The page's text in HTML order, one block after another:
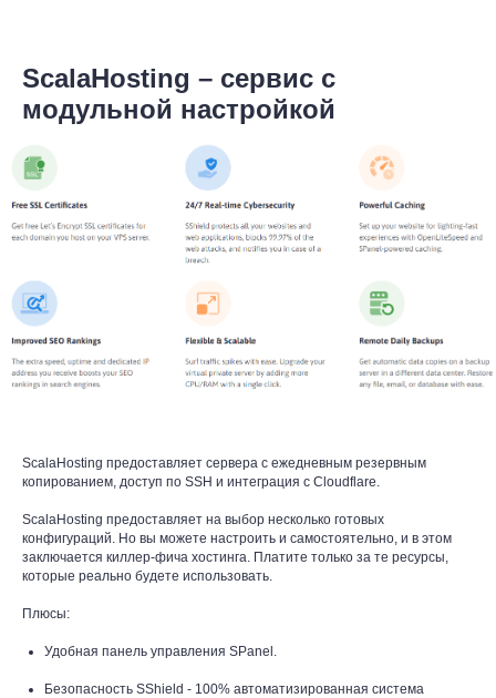
ScalaHosting – сервис с
модульной настройкой
ScalaHosting предоставляет сервера с ежедневным резервным
копированием, доступ по SSH и интеграция с Cloudflare.
ScalaHosting предоставляет на выбор несколько готовых
конфигураций. Но вы можете настроить и самостоятельно, и в этом
заключается киллер-фича хостинга. Платите только за те ресурсы,
которые реально будете использовать.
Плюсы:
Удобная панель управления SPanel.
Безопасность SShield - 100% автоматизированная система